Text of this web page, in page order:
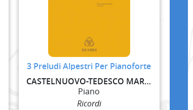
3 Preludi Alpestri Per Pianoforte
CASTELNUOVO-TEDESCO MARIO
Piano
Ricordi